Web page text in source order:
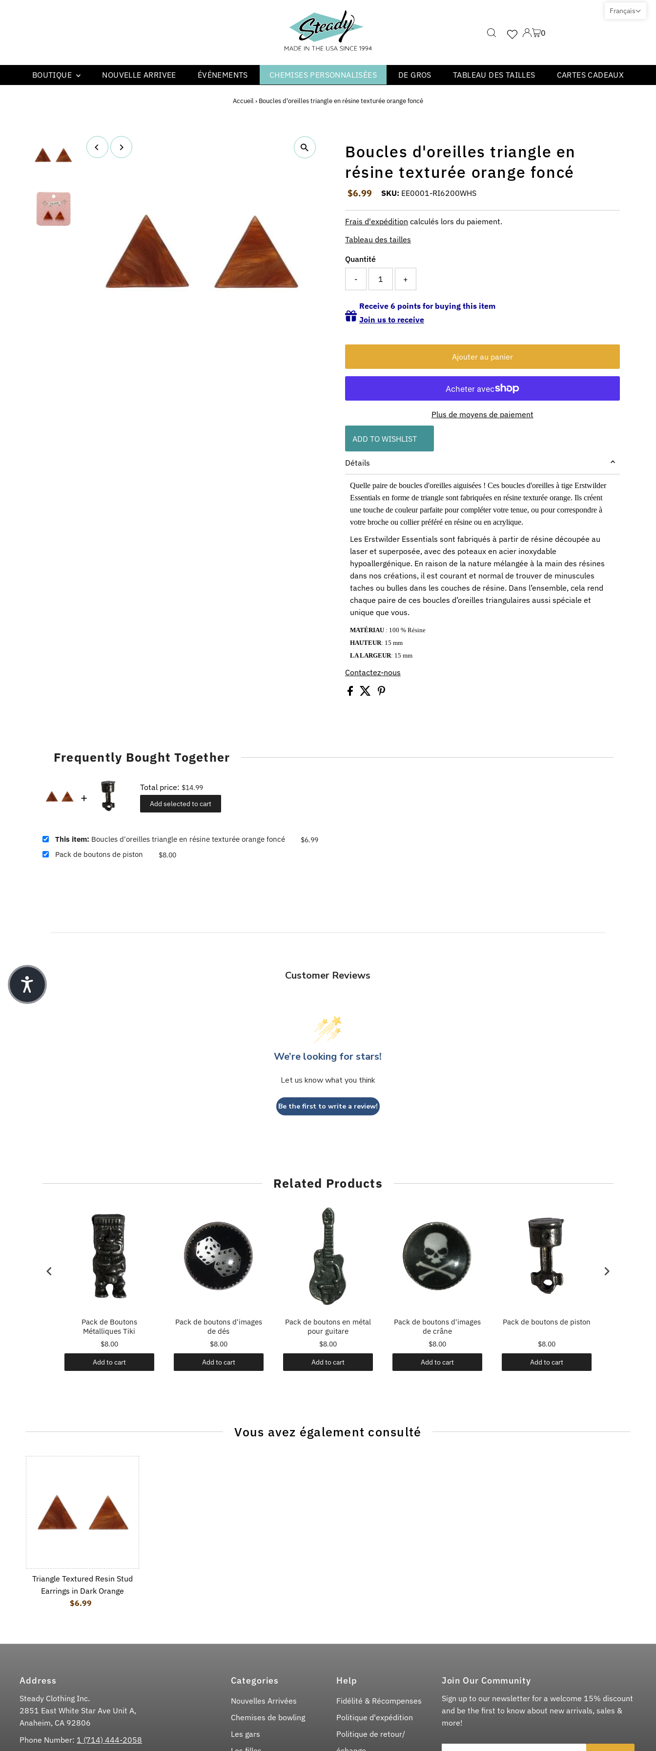
0
BOUTIQUE NOUVELLE ARRIVEE ÉVÉNEMENTS CHEMISES PERSONNALISÉES DE GROS TABLEAU DES TAILLES CARTES CADEAUX
Accueil› Boucles d'oreilles triangle en résine texturée orange foncé
Boucles d'oreilles triangle en
résine texturée orange foncé
Prix ordinaire
$6.99 SKU: EE0001-RI6200WHS
Frais d'expédition calculés lors du paiement.
Tableau des tailles
Quantité
- +
Receive 6 points for buying this item
Join us to receive
Plus de moyens de paiement
ADD TO WISHLIST
Détails
Quelle paire de boucles d'oreilles aiguisées ! Ces boucles d'oreilles à tige Erstwilder
Essentials en forme de triangle sont fabriquées en résine texturée orange. Ils créent
une touche de couleur parfaite pour compléter votre tenue, ou pour correspondre à
votre broche ou collier préféré en résine ou en acrylique.
Les Erstwilder Essentials sont fabriqués à partir de résine découpée au
laser et superposée, avec des poteaux en acier inoxydable
hypoallergénique. En raison de la nature mélangée à la main des résines
dans nos créations, il est courant et normal de trouver de minuscules
taches ou bulles dans les couches de résine. Dans l’ensemble, cela rend
chaque paire de ces boucles d’oreilles triangulaires aussi spéciale et
unique que vous.
MATÉRIAU: 100 % Résine
HAUTEUR: 15 mm
LA LARGEUR: 15 mm
Contactez-nous
Frequently Bought Together
Total price: $14.99
Add selected to cart
This item: Boucles d'oreilles triangle en résine texturée orange foncé $6.99
Pack de boutons de piston $8.00
Customer Reviews
We’re looking for stars!
Let us know what you think
Be the first to write a review!
Related Products
Pack de Boutons
Métalliques Tiki
$8.00
Add to cart
Pack de boutons d'images
de dés
$8.00
Add to cart
Pack de boutons en métal
pour guitare
$8.00
Add to cart
Pack de boutons d'images
de crâne
$8.00
Add to cart
Pack de boutons de piston
$8.00
Add to cart
Vous avez également consulté
Triangle Textured Resin Stud
Earrings in Dark Orange
Regular Price
$6.99
Address
Steady Clothing Inc.
2851 East White Star Ave Unit A,
Anaheim, CA 92806
Phone Number: 1 (714) 444-2058
Categories
Nouvelles Arrivées
Chemises de bowling
Les gars
Help
Fidélité & Récompenses
Politique d'expédition
Politique de retour/
Join Our Community
Sign up to our newsletter for a welcome 15% discount
and be the first to know about new arrivals, sales &
more!
Français